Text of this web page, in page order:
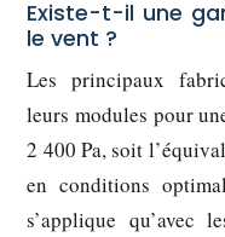
Existe-t-il une
le vent ?
Les principaux
leurs modules pour
2 400 Pa, soit
en conditions
s’applique qu’avec